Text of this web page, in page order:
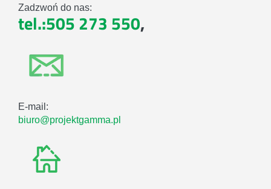
Zadzwoń do nas:
tel.:505 273 550,
E-mail:
biuro@projektgamma.pl